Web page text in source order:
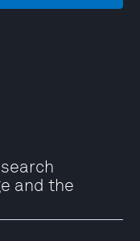
and the